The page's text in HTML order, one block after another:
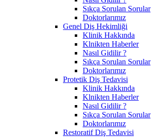
Sıkça Sorulan Sorular
Doktorlarımız
Genel Diş Hekimliği
Klinik Hakkında
Klnikten Haberler
Nasıl Gidilir ?
Sıkça Sorulan Sorular
Doktorlarımız
Protetik Diş Tedavisi
Klinik Hakkında
Klnikten Haberler
Nasıl Gidilir ?
Sıkça Sorulan Sorular
Doktorlarımız
Restoratif Diş Tedavisi